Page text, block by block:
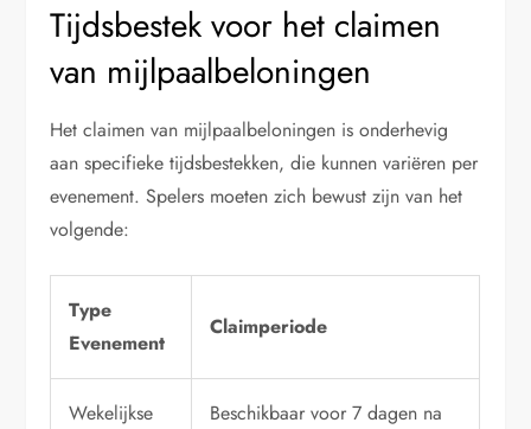
Tijdsbestek voor het claimen
van mijlpaalbeloningen
Het claimen van mijlpaalbeloningen is onderhevig
aan specifieke tijdsbestekken, die kunnen variëren per
evenement. Spelers moeten zich bewust zijn van het
volgende:
Type
Evenement
Claimperiode
Wekelijkse
Beschikbaar voor 7 dagen na